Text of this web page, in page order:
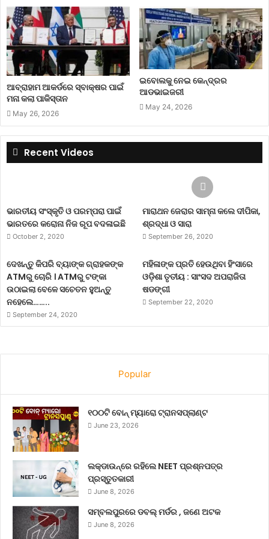
ଆବ୍ରାହାମ ଆକର୍ଡରେ ସ୍ବାକ୍ଷର ପାଇଁ
ମନା କଲା ପାକିସ୍ତାନ
May 26, 2026
ଇବୋଲକୁ ନେଇ କେନ୍ଦ୍ରର
ଆଡଭାଇଜରୀ
May 24, 2026
Recent Videos
ଭାରତୀୟ ସଂସ୍କୃତି ଓ ପରମ୍ପରା ପାଇଁ
ଭାରତରେ କରୋନା ନିଜ ରୂପ ବଦଳାଇଛି
October 2, 2020
ମାରାଥନ ଜେରାର ସାମ୍ନା କଲେ ଦୀପିକା,
ଶ୍ରଦ୍ଧା ଓ ସାରା
September 26, 2020
ଦେଖନ୍ତୁ କିପରି ବ୍ୟାଙ୍କ ଗ୍ରାହକଙ୍କ
ATMରୁ ଚୋରି । ATMରୁ ଟଙ୍କା
ଉଠାଇଲା ବେଳେ ସଚେତନ ହୁଅନ୍ତୁ
ନହେଲେ……..
September 24, 2020
ମହିଳାଙ୍କ ପ୍ରତି ହେଉଥିବା ହିଂସାରେ
ଓଡ଼ିଶା ତୃତୀୟ : ସାଂସଦ ଅପରାଜିତା
ଷଡଙ୍ଗୀ
September 22, 2020
Popular
୧୦୦ଟି ବୋନ୍ ମ୍ୟାରୋ ଟ୍ରାନସପ୍ଲାଣ୍ଟ
June 23, 2026
ଲକ୍‌ଡାଉନ୍‌ରେ ରହିଲେ NEET ପ୍ରଶ୍ନପତ୍ର
ପ୍ରସ୍ତୁତକାରୀ
June 8, 2026
ସମ୍ବଲପୁରରେ ଡବଲ୍ ମର୍ଡର , ଜଣେ ଅଟକ
June 8, 2026